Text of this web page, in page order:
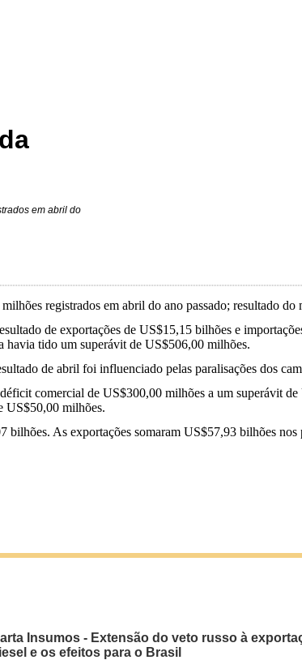
em abril do
registrados em abril do ano passado; resultado do
de exportações de US$15,15 bilhões e
havia tido um superávit de US$506,00 milhões.
de abril foi influenciado pelas paralisações dos
comercial de US$300,00 milhões a um superávit
US$50,00 milhões.
As exportações somaram US$57,93 bilhões nos
Insumos - Extensão do veto russo à
e os efeitos para o Brasil